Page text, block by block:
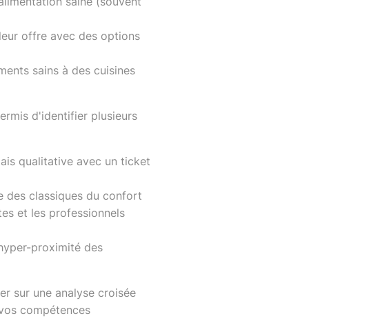
offre avec des options
sains à des cuisines
d'identifier plusieurs
qualitative avec un ticket
des classiques du confort
et les professionnels
proximité des
sur une analyse croisée
compétences